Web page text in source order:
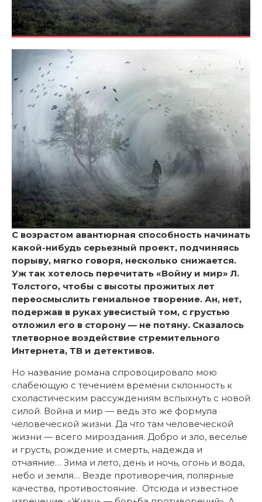
С возрастом авантюрная способность начинать
какой-нибудь серьезный проект, подчиняясь
порыву, мягко говоря, несколько снижается.
Уж так хотелось перечитать «Войну и мир» Л.
Толстого, чтобы с высоты прожитых лет
переосмыслить гениальное творение. Ан, нет,
подержав в руках увесистый том, с грустью
отложил его в сторону — не потяну. Сказалось
тлетворное воздействие стремительного
Интернета, ТВ и детективов.
Но название романа спровоцировало мою
слабеющую с течением времени склонность к
схоластическим рассуждениям вспыхнуть с новой
силой. Война и мир — ведь это же формула
человеческой жизни. Да что там человеческой
жизни — всего мироздания. Добро и зло, веселье
и грусть, рождение и смерть, надежда и
отчаяние… Зима и лето, день и ночь, огонь и вода,
небо и земля… Везде противоречия, полярные
качества, противостояние. Отсюда и известное